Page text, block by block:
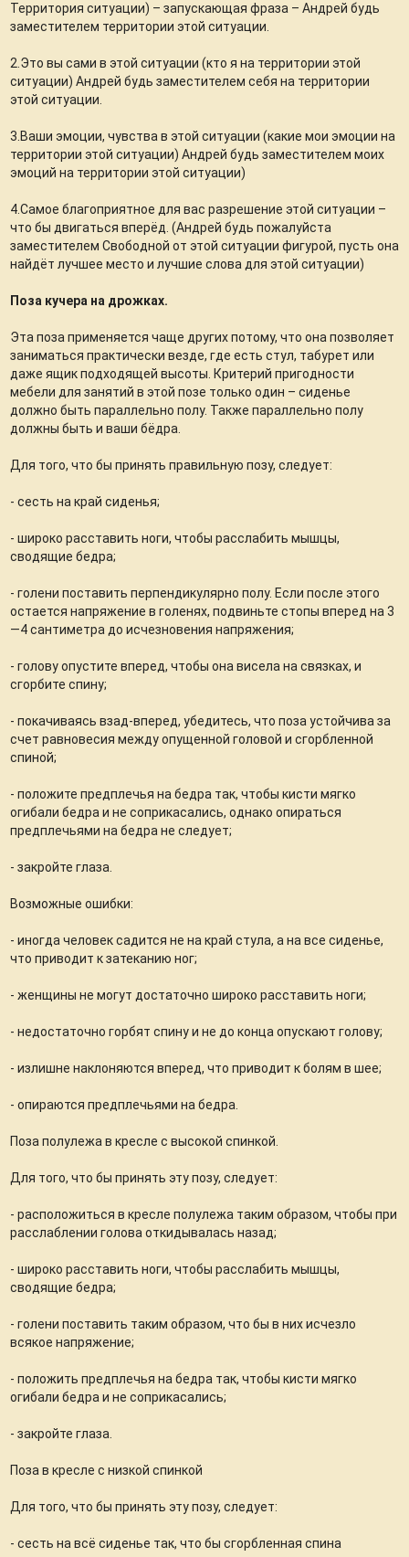
Территория ситуации) – запускающая фраза – Андрей будь
заместителем территории этой ситуации.
2.Это вы сами в этой ситуации (кто я на территории этой
ситуации) Андрей будь заместителем себя на территории
этой ситуации.
3.Ваши эмоции, чувства в этой ситуации (какие мои эмоции на
территории этой ситуации) Андрей будь заместителем моих
эмоций на территории этой ситуации)
4.Самое благоприятное для вас разрешение этой ситуации –
что бы двигаться вперёд. (Андрей будь пожалуйста
заместителем Свободной от этой ситуации фигурой, пусть она
найдёт лучшее место и лучшие слова для этой ситуации)
Поза кучера на дрожках.
Эта поза применяется чаще других потому, что она позволяет
заниматься практически везде, где есть стул, табурет или
даже ящик подходящей высоты. Критерий пригодности
мебели для занятий в этой позе только один – сиденье
должно быть параллельно полу. Также параллельно полу
должны быть и ваши бёдра.
Для того, что бы принять правильную позу, следует:
- сесть на край сиденья;
- широко расставить ноги, чтобы расслабить мышцы,
сводящие бедра;
- голени поставить перпендикулярно полу. Если после этого
остается напряжение в голенях, подвиньте стопы вперед на 3
—4 сантиметра до исчезновения напряжения;
- голову опустите вперед, чтобы она висела на связках, и
сгорбите спину;
- покачиваясь взад-вперед, убедитесь, что поза устойчива за
счет равновесия между опущенной головой и сгорбленной
спиной;
- положите предплечья на бедра так, чтобы кисти мягко
огибали бедра и не соприкасались, однако опираться
предплечьями на бедра не следует;
- закройте глаза.
Возможные ошибки:
- иногда человек садится не на край стула, а на все сиденье,
что приводит к затеканию ног;
- женщины не могут достаточно широко расставить ноги;
- недостаточно горбят спину и не до конца опускают голову;
- излишне наклоняются вперед, что приводит к болям в шее;
- опираются предплечьями на бедра.
Поза полулежа в кресле с высокой спинкой.
Для того, что бы принять эту позу, следует:
- расположиться в кресле полулежа таким образом, чтобы при
расслаблении голова откидывалась назад;
- широко расставить ноги, чтобы расслабить мышцы,
сводящие бедра;
- голени поставить таким образом, что бы в них исчезло
всякое напряжение;
- положить предплечья на бедра так, чтобы кисти мягко
огибали бедра и не соприкасались;
- закройте глаза.
Поза в кресле с низкой спинкой
Для того, что бы принять эту позу, следует:
- сесть на всё сиденье так, что бы сгорбленная спина